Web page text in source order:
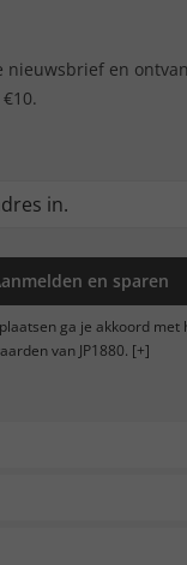
nieuwsbrief en
en sparen
ga je akkoord met
van JP1880. [+]